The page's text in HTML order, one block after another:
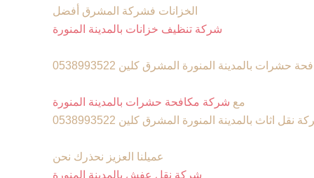
الخزانات فشركة المشرق أفضل
شركة تنظيف خزانات بالمدينة المنورة
حشرات بالمدينة المنورة المشرق كلين 0538993522
مع شركة مكافحة حشرات بالمدينة المنورة
نقل اثاث بالمدينة المنورة المشرق كلين 0538993522
عميلنا العزيز نحذرك نحن
شركة نقل عفش بالمدينة المنورة